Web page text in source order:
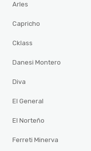
Arles
Capricho
Cklass
Danesi Montero
Diva
El General
El Norteño
Ferreti Minerva